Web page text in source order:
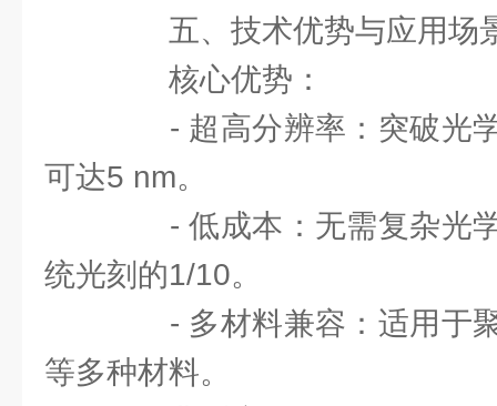
五、技术优势与应用场
核心优势：
- 超高分辨率：突破光学
可达5 nm。
- 低成本：无需复杂光学
统光刻的1/10。
- 多材料兼容：适用于聚
等多种材料。